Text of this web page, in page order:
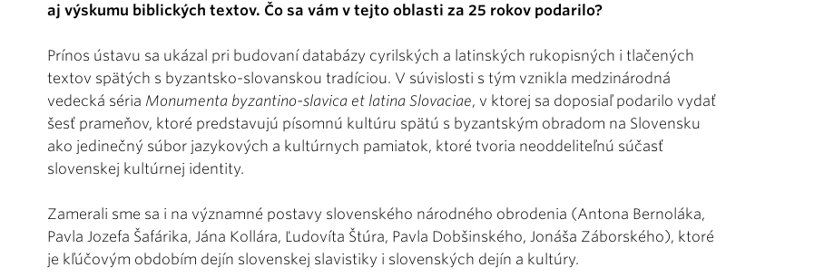
aj výskumu biblických textov. Čo sa vám v tejto oblasti za 25 rokov podarilo?
Prínos ústavu sa ukázal pri budovaní databázy cyrilských a latinských rukopisných i tlačených
textov spätých s byzantsko-slovanskou tradíciou. V súvislosti s tým vznikla medzinárodná
vedecká séria Monumenta byzantino-slavica et latina Slovaciae, v ktorej sa doposiaľ podarilo vydať
šesť prameňov, ktoré predstavujú písomnú kultúru spätú s byzantským obradom na Slovensku
ako jedinečný súbor jazykových a kultúrnych pamiatok, ktoré tvoria neoddeliteľnú súčasť
slovenskej kultúrnej identity.
Zamerali sme sa i na významné postavy slovenského národného obrodenia (Antona Bernoláka,
Pavla Jozefa Šafárika, Jána Kollára, Ľudovíta Štúra, Pavla Dobšinského, Jonáša Záborského), ktoré
je kľúčovým obdobím dejín slovenskej slavistiky i slovenských dejín a kultúry.